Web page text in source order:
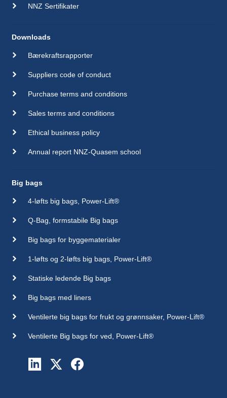
NNZ Sertifikater
Downloads
Bærekraftsrapporter
Suppliers code of conduct
Purchase terms and conditions
Sales terms and conditions
Ethical business policy
Annual report NNZ-Quasem school
Big bags
4-løfts big bags, Power-Lift®
Q-Bag, formstabile Big bags
Big bags for byggematerialer
1-løfts og 2-løfts big bags, Power-Lift®
Statiske ledende Big bags
Big bags med liners
Ventilerte big bags for frukt og grønnsaker, Power-Lift®
Ventilerte Big bags for ved, Power-Lift®